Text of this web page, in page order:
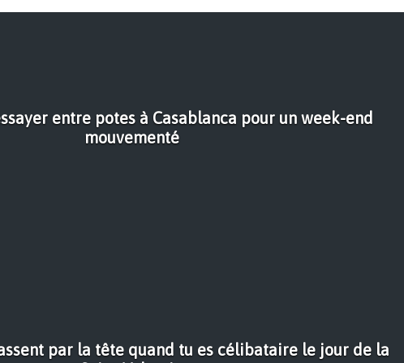
entre potes à Casablanca pour un week-end
mouvementé
par la tête quand tu es célibataire le jour de la